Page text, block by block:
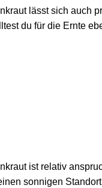
lässt sich auch
du für die Ernte
ist relativ
sonnigen